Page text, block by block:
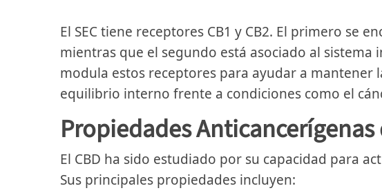
El SEC tiene receptores CB1 y CB2. El primero se
mientras que el segundo está asociado al sistema
modula estos receptores para ayudar a mantener
equilibrio interno frente a condiciones como el
Propiedades Anticancerígenas
El CBD ha sido estudiado por su capacidad para
Sus principales propiedades incluyen: